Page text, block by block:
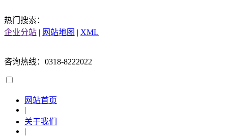
热门搜索：
企业分站 | 网站地图 | XML
咨询热线：0318-8222022
网站首页
|
关于我们
|